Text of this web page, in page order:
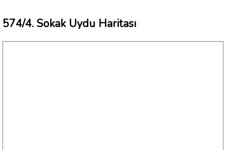
574/4. Sokak Uydu Haritası